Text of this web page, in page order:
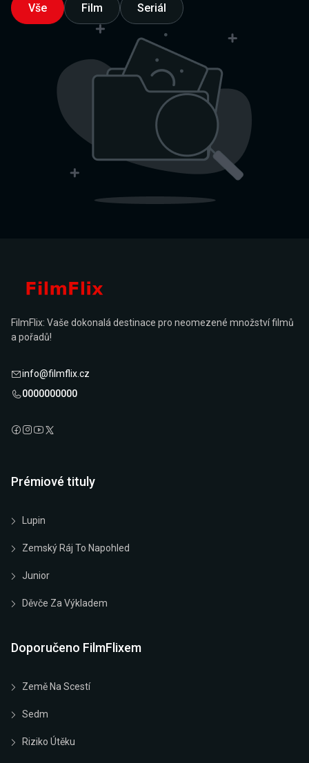
Vše Film Seriál
FilmFlix: Vaše dokonalá destinace pro neomezené množství filmů
a pořadů!
info@filmflix.cz
0000000000
Prémiové tituly
Lupin
Zemský Ráj To Napohled
Junior
Děvče Za Výkladem
Doporučeno FilmFlixem
Země Na Scestí
Sedm
Riziko Útěku